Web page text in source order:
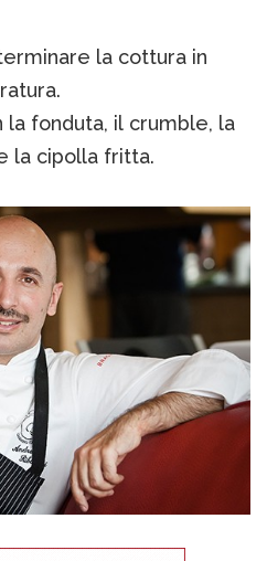
la cottura in
fonduta, il crumble, la
la cipolla fritta.